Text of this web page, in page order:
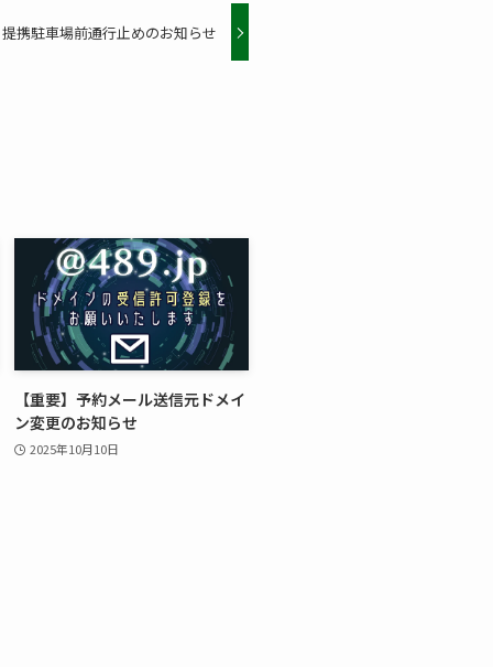
携駐車場前通行止めのお知らせ
【重要】予約メール送信元ドメイ
ン変更のお知らせ
2025年10月10日